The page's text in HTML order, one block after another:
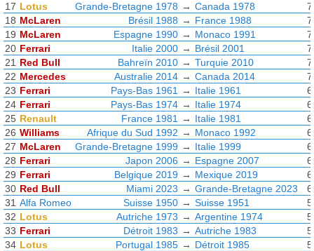
17 Lotus Grande-Bretagne 1978 → Canada 1978
7
18 McLaren Brésil 1988 → France 1988
7
19 McLaren Espagne 1990 → Monaco 1991
7
20 Ferrari Italie 2000 → Brésil 2001
7
21 Red Bull Bahreïn 2010 → Turquie 2010
7
22 Mercedes Australie 2014 → Canada 2014
7
23 Ferrari Pays-Bas 1961 → Italie 1961
6
24 Ferrari Pays-Bas 1974 → Italie 1974
6
25 Renault France 1981 → Italie 1981
6
26 Williams Afrique du Sud 1992 → Monaco 1992
6
27 McLaren Grande-Bretagne 1999 → Italie 1999
6
28 Ferrari Japon 2006 → Espagne 2007
6
29 Ferrari Belgique 2019 → Mexique 2019
6
30 Red Bull Miami 2023 → Grande-Bretagne 2023
6
31 Alfa Romeo Suisse 1950 → Suisse 1951
5
32 Lotus Autriche 1973 → Argentine 1974
5
33 Ferrari Détroit 1983 → Autriche 1983
5
34 Lotus Portugal 1985 → Détroit 1985
5